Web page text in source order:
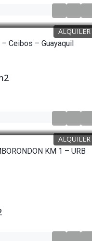
ALQUILER
Ceibos – Guayaquil
ALQUILER
KM 1 – URB